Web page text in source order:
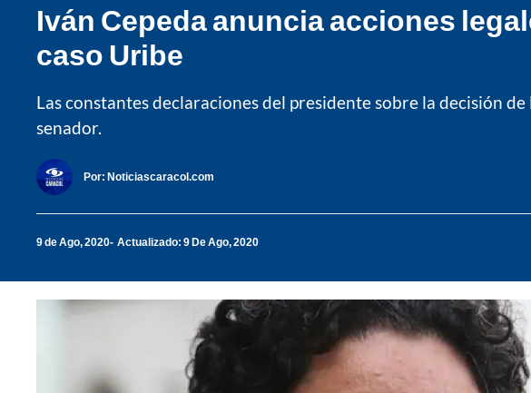
Iván Cepeda anuncia acciones
caso Uribe
Las constantes declaraciones del presidente sobre la decisión
senador.
Por: Noticiascaracol.com
9 de Ago, 2020 Actualizado: 9 De Ago, 2020